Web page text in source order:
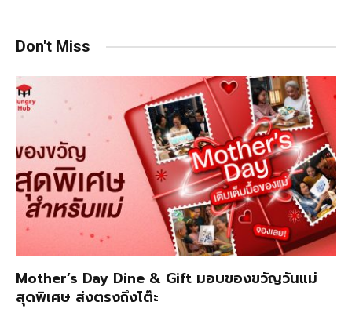
Don't Miss
Mother’s Day Dine & Gift มอบของขวัญวันแม่
สุดพิเศษ ส่งตรงถึงโต๊ะ